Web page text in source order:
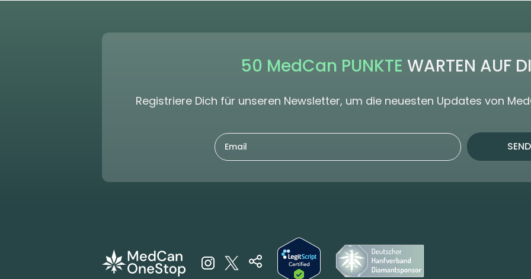
50 MedCan PUNKTE WARTEN AUF
Registriere Dich für unseren Newsletter, um die neuesten Updates von